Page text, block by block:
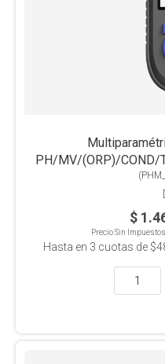
PH/MV/(ORP)/COND/
(
$
Precio Sin
Hasta en 3 cuotas de